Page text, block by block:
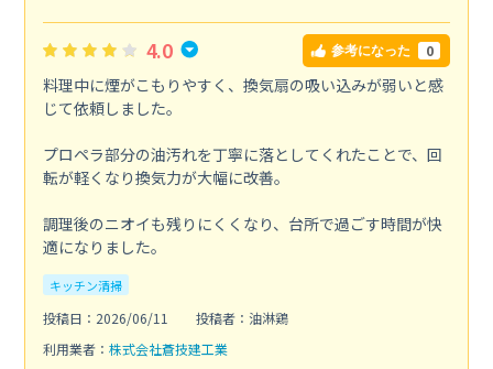
4.0 参考になった 0
料理中に煙がこもりやすく、換気扇の吸い込みが弱いと感
じて依頼しました。
プロペラ部分の油汚れを丁寧に落としてくれたことで、回
転が軽くなり換気力が大幅に改善。
調理後のニオイも残りにくくなり、台所で過ごす時間が快
適になりました。
キッチン清掃
投稿日：2026/06/11
投稿者：油淋鶏
利用業者： 株式会社蒼技建工業